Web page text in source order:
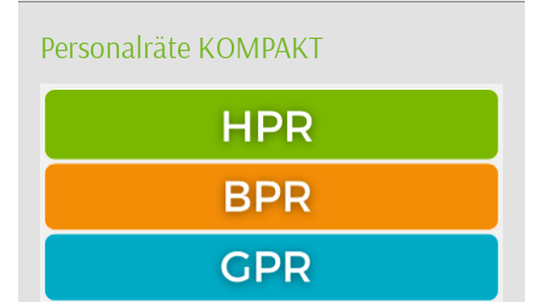
Personalräte KOMPAKT